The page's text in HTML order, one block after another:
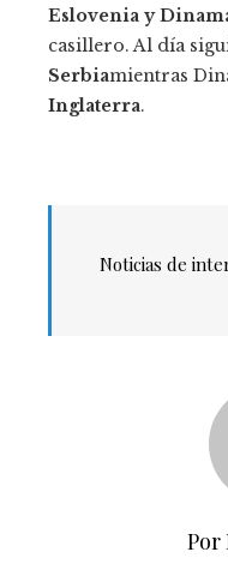
Eslovenia y
casillero. Al día
Serbiamientras
Inglaterra.
Noticias de
Por